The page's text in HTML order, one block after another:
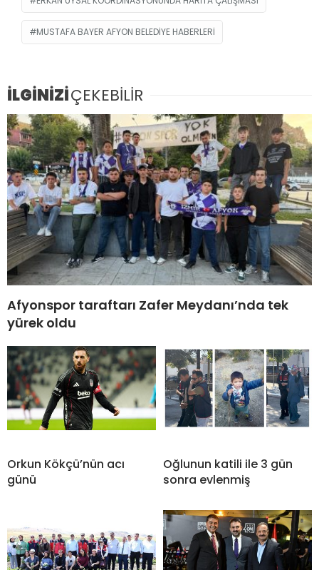
MUSTAFA BAYER AFYON BELEDIYE HABERLERI
İLGİNİZİÇEKEBİLİR
Afyonspor taraftarı Zafer Meydanı’nda tek
yürek oldu
Orkun Kökçü’nün acı
günü
Oğlunun katili ile 3 gün
sonra evlenmiş